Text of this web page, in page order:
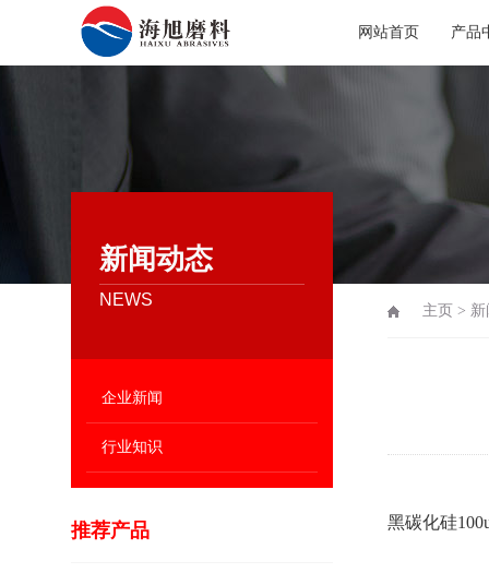
网站首页 产品
新闻动态
NEWS
企业新闻
行业知识
推荐产品
主页 >
黑碳化硅